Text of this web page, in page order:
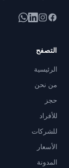
فيسبوك
إنستغرام
لينكد إن
واتساب
التصفح
الرئيسية
من نحن
حجز
للأفراد
للشركات
الأسعار
المدونة